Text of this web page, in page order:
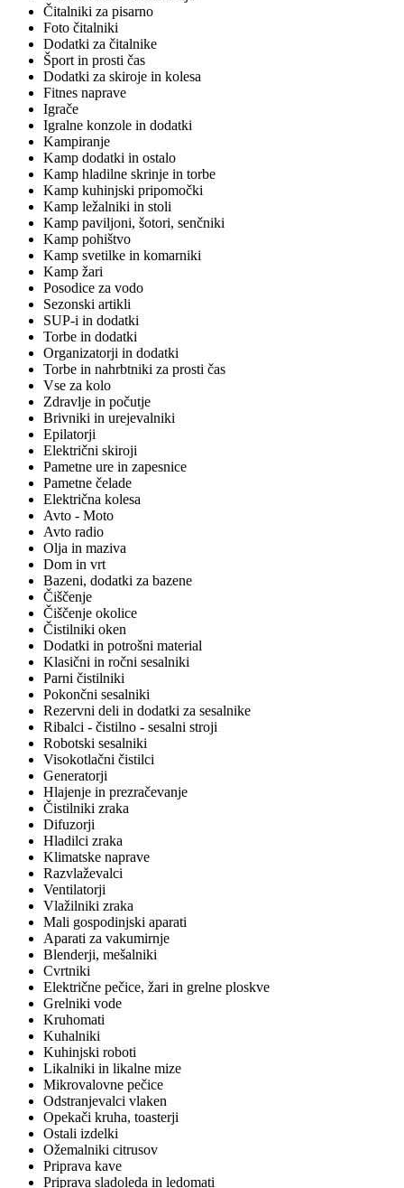
Čitalniki za pisarno
Foto čitalniki
Dodatki za čitalnike
Šport in prosti čas
Dodatki za skiroje in kolesa
Fitnes naprave
Igrače
Igralne konzole in dodatki
Kampiranje
Kamp dodatki in ostalo
Kamp hladilne skrinje in torbe
Kamp kuhinjski pripomočki
Kamp ležalniki in stoli
Kamp paviljoni, šotori, senčniki
Kamp pohištvo
Kamp svetilke in komarniki
Kamp žari
Posodice za vodo
Sezonski artikli
SUP-i in dodatki
Torbe in dodatki
Organizatorji in dodatki
Torbe in nahrbtniki za prosti čas
Vse za kolo
Zdravlje in počutje
Brivniki in urejevalniki
Epilatorji
Električni skiroji
Pametne ure in zapesnice
Pametne čelade
Električna kolesa
Avto - Moto
Avto radio
Olja in maziva
Dom in vrt
Bazeni, dodatki za bazene
Čiščenje
Čiščenje okolice
Čistilniki oken
Dodatki in potrošni material
Klasični in ročni sesalniki
Parni čistilniki
Pokončni sesalniki
Rezervni deli in dodatki za sesalnike
Ribalci - čistilno - sesalni stroji
Robotski sesalniki
Visokotlačni čistilci
Generatorji
Hlajenje in prezračevanje
Čistilniki zraka
Difuzorji
Hladilci zraka
Klimatske naprave
Razvlaževalci
Ventilatorji
Vlažilniki zraka
Mali gospodinjski aparati
Aparati za vakumirnje
Blenderji, mešalniki
Cvrtniki
Električne pečice, žari in grelne ploskve
Grelniki vode
Kruhomati
Kuhalniki
Kuhinjski roboti
Likalniki in likalne mize
Mikrovalovne pečice
Odstranjevalci vlaken
Opekači kruha, toasterji
Ostali izdelki
Ožemalniki citrusov
Priprava kave
Priprava sladoleda in ledomati